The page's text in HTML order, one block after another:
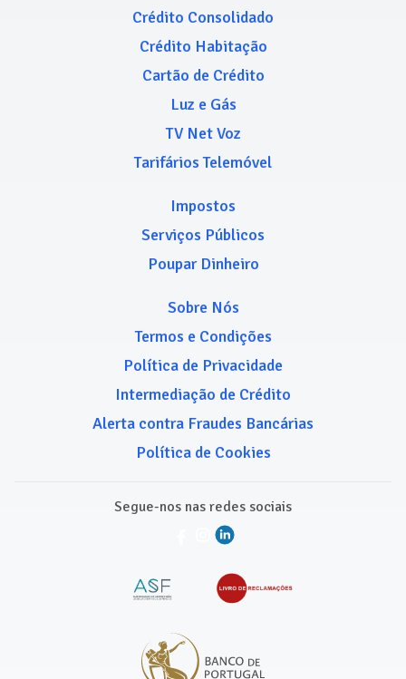
Crédito Consolidado
Crédito Habitação
Cartão de Crédito
Luz e Gás
TV Net Voz
Tarifários Telemóvel
Impostos
Serviços Públicos
Poupar Dinheiro
Sobre Nós
Termos e Condições
Política de Privacidade
Intermediação de Crédito
Alerta contra Fraudes Bancárias
Política de Cookies
Segue-nos nas redes sociais